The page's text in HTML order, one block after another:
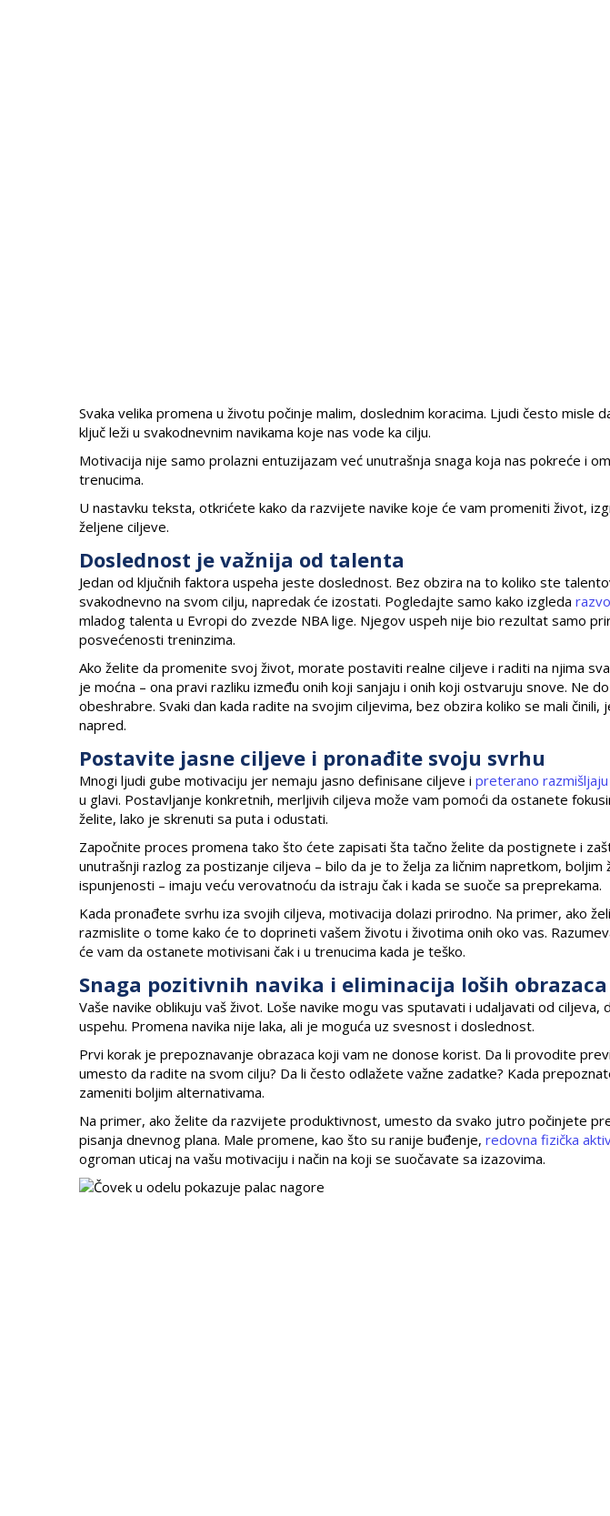
Svaka velika promena u životu počinje malim, doslednim koracima. Ljudi često misle
ključ leži u svakodnevnim navikama koje nas vode ka cilju.
Motivacija nije samo prolazni entuzijazam već unutrašnja snaga koja nas pokreće i
trenucima.
U nastavku teksta, otkrićete kako da razvijete navike koje će vam promeniti život,
željene ciljeve.
Doslednost je važnija od talenta
Jedan od ključnih faktora uspeha jeste doslednost. Bez obzira na to koliko ste
svakodnevno na svom cilju, napredak će izostati. Pogledajte samo kako izgleda
mladog talenta u Evropi do zvezde NBA lige. Njegov uspeh nije bio rezultat samo
posvećenosti treninzima.
Ako želite da promenite svoj život, morate postaviti realne ciljeve i raditi na njima
je moćna – ona pravi razliku između onih koji sanjaju i onih koji ostvaruju snove. Ne
obeshrabre. Svaki dan kada radite na svojim ciljevima, bez obzira koliko se mali
napred.
Postavite jasne ciljeve i pronađite svoju svrhu
Mnogi ljudi gube motivaciju jer nemaju jasno definisane ciljeve i preterano razmišljaju
u glavi. Postavljanje konkretnih, merljivih ciljeva može vam pomoći da ostanete
želite, lako je skrenuti sa puta i odustati.
Započnite proces promena tako što ćete zapisati šta tačno želite da postignete i
unutrašnji razlog za postizanje ciljeva – bilo da je to želja za ličnim napretkom,
ispunjenosti – imaju veću verovatnoću da istraju čak i kada se suoče sa preprekama.
Kada pronađete svrhu iza svojih ciljeva, motivacija dolazi prirodno. Na primer, ako
razmislite o tome kako će to doprineti vašem životu i životima onih oko vas.
će vam da ostanete motivisani čak i u trenucima kada je teško.
Snaga pozitivnih navika i eliminacija loših obrazaca
Vaše navike oblikuju vaš život. Loše navike mogu vas sputavati i udaljavati od
uspehu. Promena navika nije laka, ali je moguća uz svesnost i doslednost.
Prvi korak je prepoznavanje obrazaca koji vam ne donose korist. Da li provodite
umesto da radite na svom cilju? Da li često odlažete važne zadatke? Kada
zameniti boljim alternativama.
Na primer, ako želite da razvijete produktivnost, umesto da svako jutro počinjete
pisanja dnevnog plana. Male promene, kao što su ranije buđenje, redovna fizička
ogroman uticaj na vašu motivaciju i način na koji se suočavate sa izazovima.